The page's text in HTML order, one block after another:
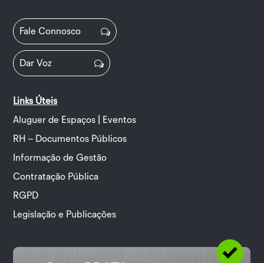
Fale Connosco
Dar Voz
Links Úteis
Aluguer de Espaços | Eventos
RH – Documentos Públicos
Informação de Gestão
Contratação Pública
RGPD
Legislação e Publicações